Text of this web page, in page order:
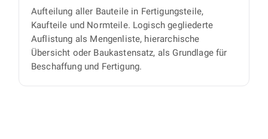
Aufteilung aller Bauteile in Fertigungsteile,
Kaufteile und Normteile. Logisch gegliederte
Auflistung als Mengenliste, hierarchische
Übersicht oder Baukastensatz, als Grundlage für
Beschaffung und Fertigung.